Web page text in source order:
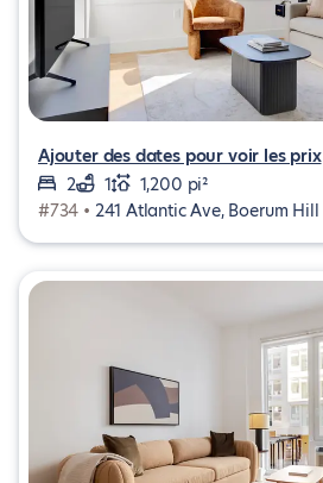
Ajouter des dates pour voir les prix
2
1
1,200 pi²
#734 • 241 Atlantic Ave, Boerum Hill